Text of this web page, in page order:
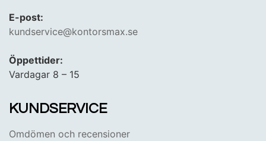
E-post:
kundservice@kontorsmax.se
Öppettider:
Vardagar 8 – 15
KUNDSERVICE
Omdömen och recensioner